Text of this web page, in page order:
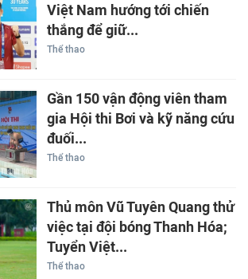
Việt Nam hướng tới chiến
thắng để giữ...
Thể thao
Gần 150 vận động viên tham
gia Hội thi Bơi và kỹ năng cứu
đuối...
Thể thao
Thủ môn Vũ Tuyên Quang thử
việc tại đội bóng Thanh Hóa;
Tuyển Việt...
Thể thao